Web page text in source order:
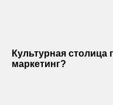
Культурная столица
маркетинг?